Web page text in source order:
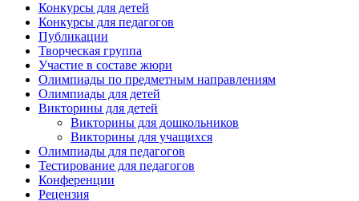
Конкурсы для детей
Конкурсы для педагогов
Публикации
Творческая группа
Участие в составе жюри
Олимпиады по предметным направлениям
Олимпиады для детей
Викторины для детей
Викторины для дошкольников
Викторины для учащихся
Олимпиады для педагогов
Тестирование для педагогов
Конференции
Рецензия